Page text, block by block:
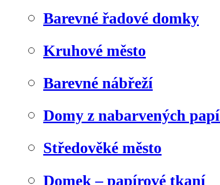
Barevné řadové domky
Kruhové město
Barevné nábřeží
Domy z nabarvených
Středověké město
Domek – papírové tkaní